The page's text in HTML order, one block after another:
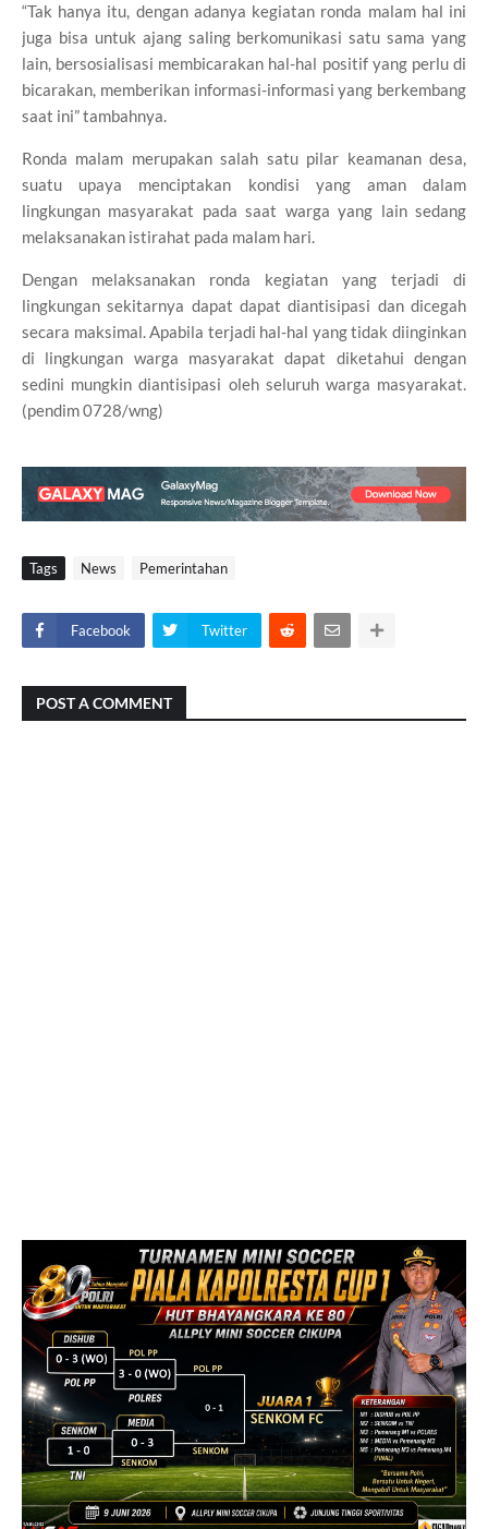
“Tak hanya itu, dengan adanya kegiatan ronda malam hal ini
juga bisa untuk ajang saling berkomunikasi satu sama yang
lain, bersosialisasi membicarakan hal-hal positif yang perlu di
bicarakan, memberikan informasi-informasi yang berkembang
saat ini” tambahnya.
Ronda malam merupakan salah satu pilar keamanan desa,
suatu upaya menciptakan kondisi yang aman dalam
lingkungan masyarakat pada saat warga yang lain sedang
melaksanakan istirahat pada malam hari.
Dengan melaksanakan ronda kegiatan yang terjadi di
lingkungan sekitarnya dapat dapat diantisipasi dan dicegah
secara maksimal. Apabila terjadi hal-hal yang tidak diinginkan
di lingkungan warga masyarakat dapat diketahui dengan
sedini mungkin diantisipasi oleh seluruh warga masyarakat.
(pendim 0728/wng)
Tags News Pemerintahan
Facebook Twitter
POST A COMMENT